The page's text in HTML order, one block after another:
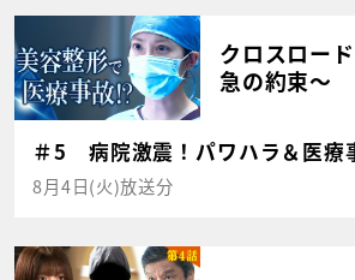
クロスロー
急の約束～
＃5 病院激震！パワハラ＆医療
8月4日(火)放送分